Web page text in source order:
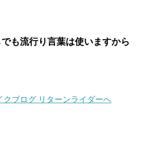
も流行り言葉は使いますから